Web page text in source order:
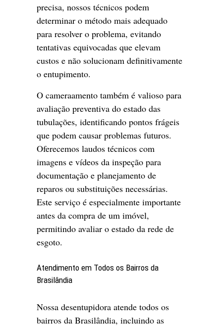
precisa, nossos técnicos podem
determinar o método mais adequado
para resolver o problema, evitando
tentativas equivocadas que elevam
custos e não solucionam definitivamente
o entupimento.
O cameraamento também é valioso para
avaliação preventiva do estado das
tubulações, identificando pontos frágeis
que podem causar problemas futuros.
Oferecemos laudos técnicos com
imagens e vídeos da inspeção para
documentação e planejamento de
reparos ou substituições necessárias.
Este serviço é especialmente importante
antes da compra de um imóvel,
permitindo avaliar o estado da rede de
esgoto.
Atendimento em Todos os Bairros da
Brasilândia
Nossa desentupidora atende todos os
bairros da Brasilândia, incluindo as